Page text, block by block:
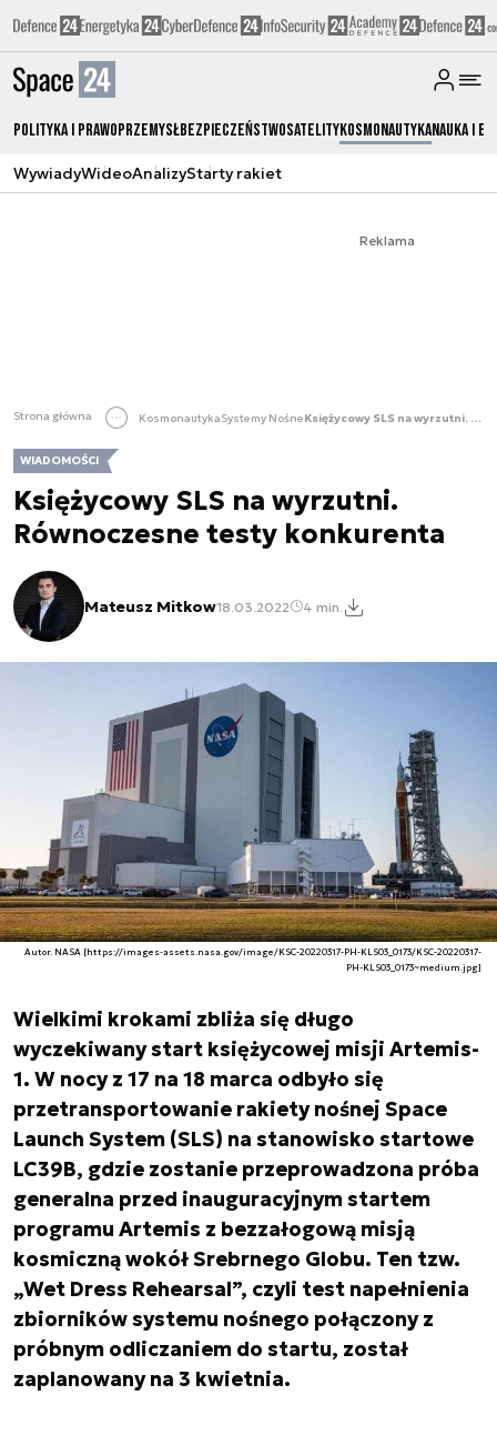
Polityka i prawoPrzemysłBezpieczeństwoSatelityKosmonautykaNauka i
WywiadyWideoAnalizyStarty rakiet
Reklama
Strona główna KosmonautykaSystemy Nośne Księżycowy SLS na wyrzutni. Równoczesne testy konkurenta
WIADOMOŚCI
Księżycowy SLS na wyrzutni.
Równoczesne testy konkurenta
Mateusz Mitkow18.03.2022 4 min.
Autor. NASA [https://images-assets.nasa.gov/image/KSC-20220317-PH-KLS03_0173/KSC-20220317-
PH-KLS03_0173~medium.jpg]
Wielkimi krokami zbliża się długo
wyczekiwany start księżycowej misji Artemis-
1. W nocy z 17 na 18 marca odbyło się
przetransportowanie rakiety nośnej Space
Launch System (SLS) na stanowisko startowe
LC39B, gdzie zostanie przeprowadzona próba
generalna przed inauguracyjnym startem
programu Artemis z bezzałogową misją
kosmiczną wokół Srebrnego Globu. Ten tzw.
„Wet Dress Rehearsal”, czyli test napełnienia
zbiorników systemu nośnego połączony z
próbnym odliczaniem do startu, został
zaplanowany na 3 kwietnia.